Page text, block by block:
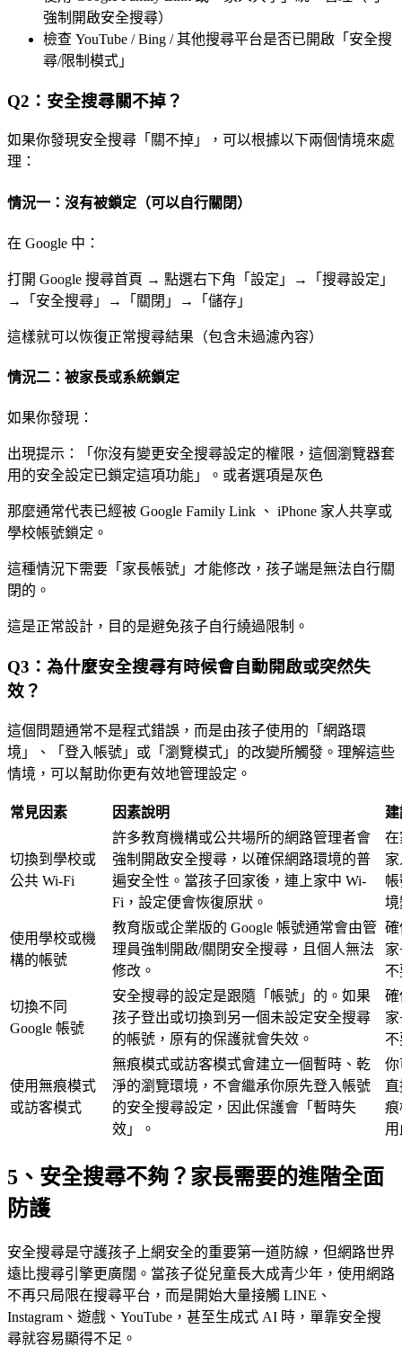
強制開啟安全搜尋）
檢查 YouTube / Bing / 其他搜尋平台是否已開啟「安全搜
尋/限制模式」
Q2：安全搜尋關不掉？
如果你發現安全搜尋「關不掉」，可以根據以下兩個情境來處
理：
情況一：沒有被鎖定（可以自行關閉）
在 Google 中：
打開 Google 搜尋首頁 → 點選右下角「設定」→「搜尋設定」
→「安全搜尋」→「關閉」→「儲存」
這樣就可以恢復正常搜尋結果（包含未過濾內容）
情況二：被家長或系統鎖定
如果你發現：
出現提示：「你沒有變更安全搜尋設定的權限，這個瀏覽器套
用的安全設定已鎖定這項功能」。或者選項是灰色
那麼通常代表已經被 Google Family Link 、 iPhone 家人共享或
學校帳號鎖定。
這種情況下需要「家長帳號」才能修改，孩子端是無法自行關
閉的。
這是正常設計，目的是避免孩子自行繞過限制。
Q3：為什麼安全搜尋有時候會自動開啟或突然失
效？
這個問題通常不是程式錯誤，而是由孩子使用的「網路環
境」、「登入帳號」或「瀏覽模式」的改變所觸發。理解這些
情境，可以幫助你更有效地管理設定。
常見因素 因素說明
切換到學校或
公共 Wi-Fi
許多教育機構或公共場所的網路管理者會
強制開啟安全搜尋，以確保網路環境的普
遍安全性。當孩子回家後，連上家中 Wi-
Fi，設定便會恢復原狀。
在
境
使用學校或機
構的帳號
教育版或企業版的 Google 帳號通常會由管
理員強制開啟/關閉安全搜尋，且個人無法
修改。
確
切換不同
Google 帳號
安全搜尋的設定是跟隨「帳號」的。如果
孩子登出或切換到另一個未設定安全搜尋
的帳號，原有的保護就會失效。
確
使用無痕模式
或訪客模式
無痕模式或訪客模式會建立一個暫時、乾
淨的瀏覽環境，不會繼承你原先登入帳號
的安全搜尋設定，因此保護會「暫時失
效」。
你
痕
5、安全搜尋不夠？家長需要的進階全面
防護
安全搜尋是守護孩子上網安全的重要第一道防線，但網路世界
遠比搜尋引擎更廣闊。當孩子從兒童長大成青少年，使用網路
不再只局限在搜尋平台，而是開始大量接觸 LINE、
Instagram、遊戲、YouTube，甚至生成式 AI 時，單靠安全搜
尋就容易顯得不足。